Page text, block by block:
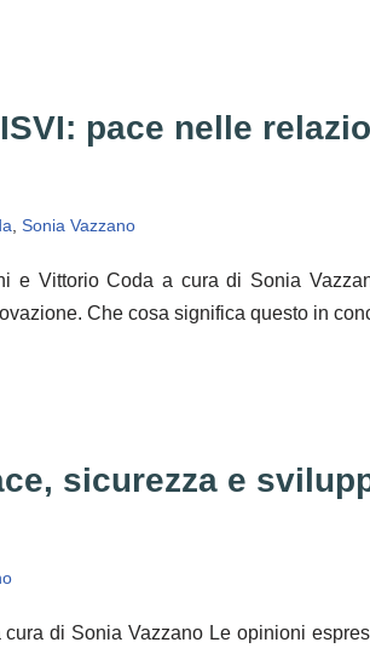
lavoro
pace nelle
Sonia Vazzano
e Vittorio Coda a cura di Sonia
Che cosa significa questo in
sicurezza e
cura di Sonia Vazzano Le opinioni